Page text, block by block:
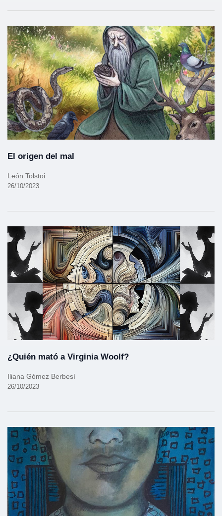
El origen del mal
León Tolstoi
26/10/2023
¿Quién mató a Virginia Woolf?
Iliana Gómez Berbesí
26/10/2023